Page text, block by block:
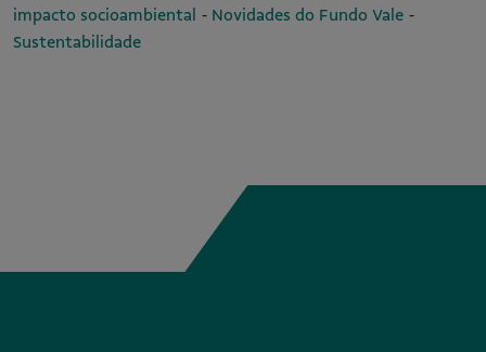
impacto socioambiental - Novidades do Fundo Vale -
Sustentabilidade